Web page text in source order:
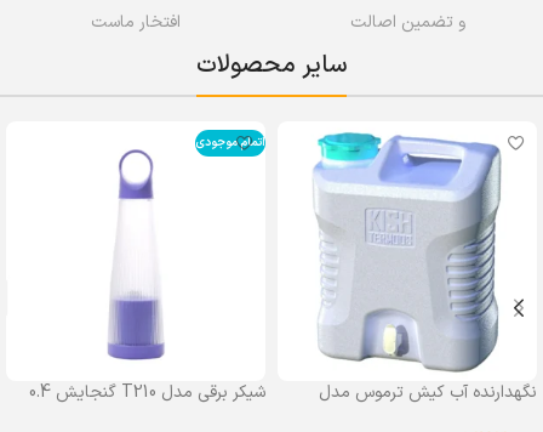
و تضمین اصالت افتخار ماست
سایر محصولات
نگهدارنده آب کیش ترموس مدل
اتمام موجودی
شیکر برقی مدل T210 گنجایش 0.4